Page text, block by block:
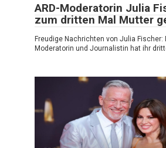
ARD-Moderatorin Julia
zum dritten Mal Mutter
Freudige Nachrichten von Julia Fischer:
Moderatorin und Journalistin hat ihr